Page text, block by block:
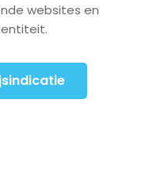
websites en